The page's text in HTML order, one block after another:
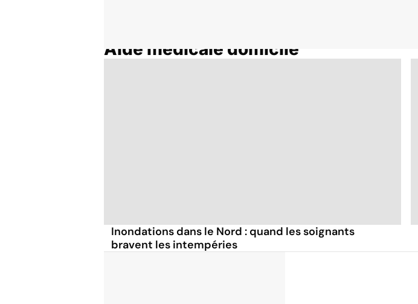
Aide médicale domicile
Inondations dans le Nord : quand les soignants
bravent les intempéries